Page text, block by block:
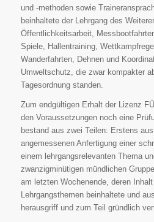
und -methoden sowie
beinhaltete der Lehrgang des
Öffentlichkeitsarbeit,
Spiele, Hallentraining,
Wanderfahrten, Dehnen und
Umweltschutz, die zwar kompakter
Tagesordnung standen.
Zum endgültigen Erhalt der Lizenz
den Voraussetzungen noch eine
bestand aus zwei Teilen: Erstens
angemessenen Anfertigung einer
einem lehrgangsrelevanten Thema
zwanzigminütigen mündlichen
am letzten Wochenende, deren
Lehrgangsthemen beinhaltete und
herausgriff und zum Teil gründlich